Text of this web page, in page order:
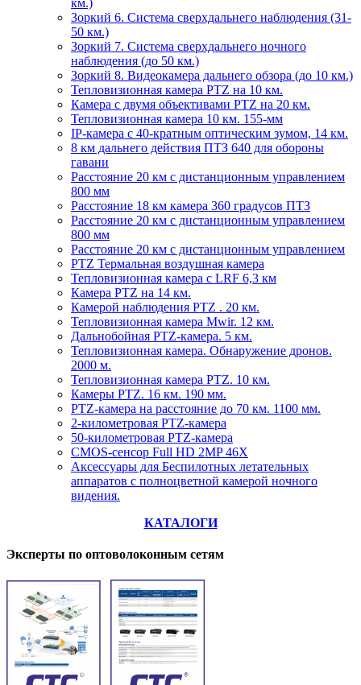
км.)
Зоркий 6. Система сверхдальнего наблюдения (31-
50 км.)
Зоркий 7. Система сверхдальнего ночного
наблюдения (до 50 км.)
Зоркий 8. Видеокамера дальнего обзора (до 10 км.)
Тепловизионная камера PTZ на 10 км.
Камера с двумя объективами PTZ на 20 км.
Тепловизионная камера 10 км. 155-мм
IP-камера с 40-кратным оптическим зумом, 14 км.
8 км дальнего действия ПТЗ 640 для обороны
гавани
Расстояние 20 км с дистанционным управлением
800 мм
Расстояние 18 км камера 360 градусов ПТЗ
Расстояние 20 км с дистанционным управлением
800 мм
Расстояние 20 км с дистанционным управлением
PTZ Термальная воздушная камера
Тепловизионная камера с LRF 6,3 км
Камера PTZ на 14 км.
Камерой наблюдения PTZ . 20 км.
Тепловизионная камера Mwir. 12 км.
Дальнобойная PTZ-камера. 5 км.
Тепловизионная камера. Обнаружение дронов.
2000 м.
Тепловизионная камера PTZ. 10 км.
Камеры PTZ. 16 км. 190 мм.
PTZ-камера на расстояние до 70 км. 1100 мм.
2-километровая PTZ-камера
50-километровая PTZ-камера
CMOS-сенсор Full HD 2MP 46X
Аксессуары для Беспилотных летательных
аппаратов с полноцветной камерой ночного
видения.
КАТАЛОГИ
Эксперты по оптоволоконным сетям